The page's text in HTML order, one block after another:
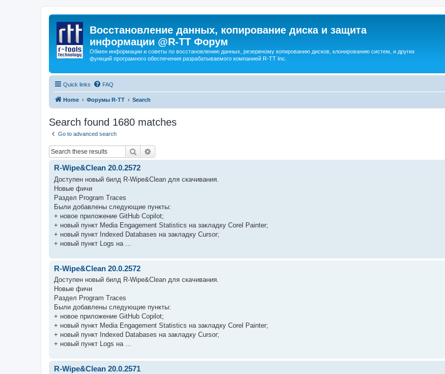
Восстановление данных, копирование диска и защита
информации @R-TT Форум
Обмен информации и советы по восстановлению данных, резервному копированию дисков, клонированию систем, и других
функций програмного обеспечения разрабатываемого компанией R-TT Inc.
Quick links FAQ
Home Форумы R-TT Search
Search found 1680 matches
Go to advanced search
Search
R-Wipe&Clean 20.0.2572
Доступен новый билд R-Wipe&Clean для скачивания.
Новые фичи
Раздел Program Traces
Были добавлены следующие пункты:
+ новое приложение GitHub Copilot;
+ новый пункт Media Engagement Statistics на закладку Corel Painter;
+ новый пункт Indexed Databases на закладку Cursor;
+ новый пункт Logs на ...
R-Wipe&Clean 20.0.2572
Доступен новый билд R-Wipe&Clean для скачивания.
Новые фичи
Раздел Program Traces
Были добавлены следующие пункты:
+ новое приложение GitHub Copilot;
+ новый пункт Media Engagement Statistics на закладку Corel Painter;
+ новый пункт Indexed Databases на закладку Cursor;
+ новый пункт Logs на ...
R-Wipe&Clean 20.0.2571